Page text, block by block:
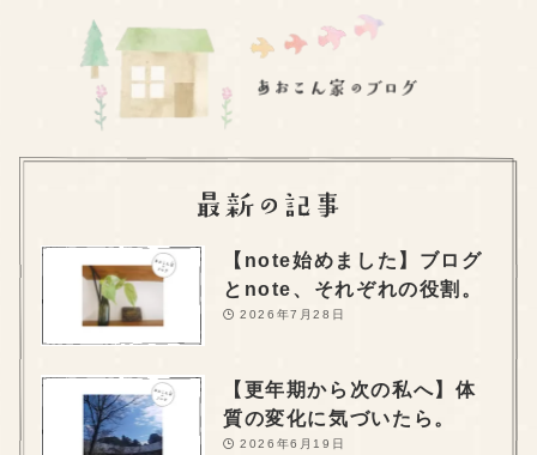
【note始めました】ブログ
とnote、それぞれの役割。
2026年7月28日
【更年期から次の私へ】体
質の変化に気づいたら。
2026年6月19日